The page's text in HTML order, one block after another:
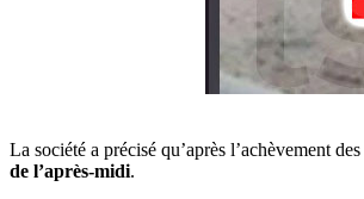
La société a précisé qu’après l’achèvement
de l’après-midi.